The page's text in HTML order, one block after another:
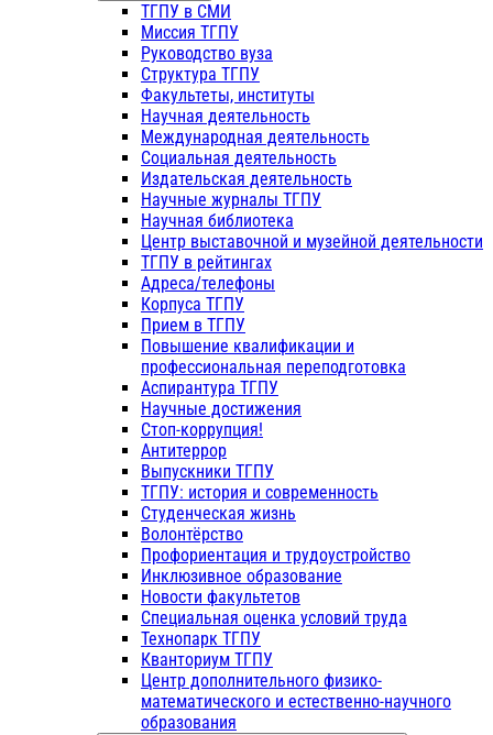
ТГПУ в СМИ
Миссия ТГПУ
Руководство вуза
Структура ТГПУ
Факультеты, институты
Научная деятельность
Международная деятельность
Социальная деятельность
Издательская деятельность
Научные журналы ТГПУ
Научная библиотека
Центр выставочной и музейной деятельности
ТГПУ в рейтингах
Адреса/телефоны
Корпуса ТГПУ
Прием в ТГПУ
Повышение квалификации и
профессиональная переподготовка
Аспирантура ТГПУ
Научные достижения
Стоп-коррупция!
Антитеррор
Выпускники ТГПУ
ТГПУ: история и современность
Студенческая жизнь
Волонтёрство
Профориентация и трудоустройство
Инклюзивное образование
Новости факультетов
Специальная оценка условий труда
Технопарк ТГПУ
Кванториум ТГПУ
Центр дополнительного физико-
математического и естественно-научного
образования